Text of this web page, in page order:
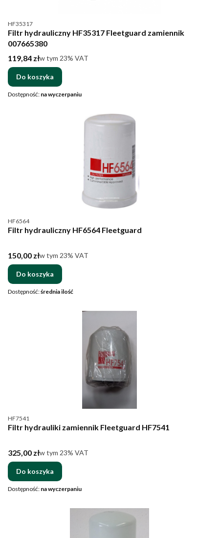
Kod produktu
HF35317
Filtr hydrauliczny HF35317 Fleetguard zamiennik
007665380
Cena brutto
119,84 złw tym %s VAT
w tym 23% VAT
Do koszyka
Dostępność: na wyczerpaniu
Kod produktu
HF6564
Filtr hydrauliczny HF6564 Fleetguard
Cena brutto
150,00 złw tym %s VAT
w tym 23% VAT
Do koszyka
Dostępność:średnia ilość
Kod produktu
HF7541
Filtr hydrauliki zamiennik Fleetguard HF7541
Cena brutto
325,00 złw tym %s VAT
w tym 23% VAT
Do koszyka
Dostępność: na wyczerpaniu